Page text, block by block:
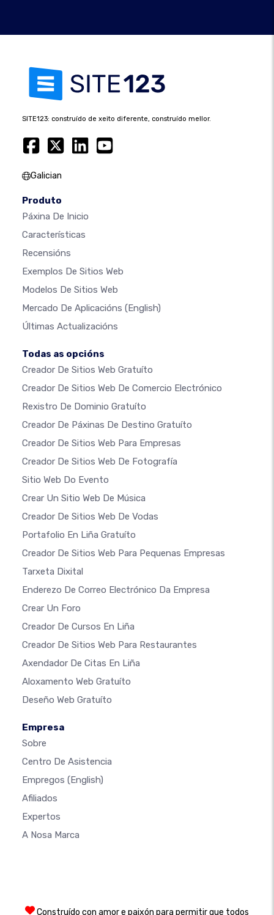
SITE123: construído de xeito diferente, construído mellor.
Galician
Produto
Páxina De Inicio
Características
Recensións
Exemplos De Sitios Web
Modelos De Sitios Web
Mercado De Aplicacións (English)
Últimas Actualizacións
Todas as opcións
Creador De Sitios Web Gratuíto
Creador De Sitios Web De Comercio Electrónico
Rexistro De Dominio Gratuíto
Creador De Páxinas De Destino Gratuíto
Creador De Sitios Web Para Empresas
Creador De Sitios Web De Fotografía
Sitio Web Do Evento
Crear Un Sitio Web De Música
Creador De Sitios Web De Vodas
Portafolio En Liña Gratuíto
Creador De Sitios Web Para Pequenas Empresas
Tarxeta Dixital
Enderezo De Correo Electrónico Da Empresa
Crear Un Foro
Creador De Cursos En Liña
Creador De Sitios Web Para Restaurantes
Axendador De Citas En Liña
Aloxamento Web Gratuíto
Deseño Web Gratuíto
Empresa
Sobre
Centro De Asistencia
Empregos (English)
Afiliados
Expertos
A Nosa Marca
Construído con amor e paixón para permitir que todos